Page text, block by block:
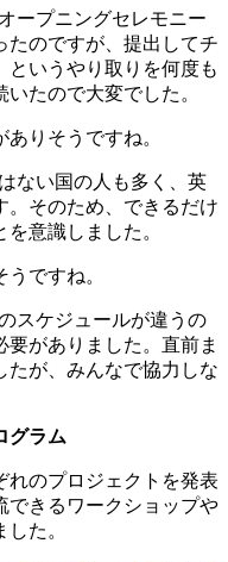
ープニングセレモニー
たのですが、提出してチ
いうやり取りを何度も
たので大変でした。
りそうですね。
ない国の人も多く、英
。そのため、できるだけ
意識しました。
ですね。
スケジュールが違うの
がありました。直前ま
たが、みんなで協力しな
グラム
れのプロジェクトを発表
できるワークショップや
た。